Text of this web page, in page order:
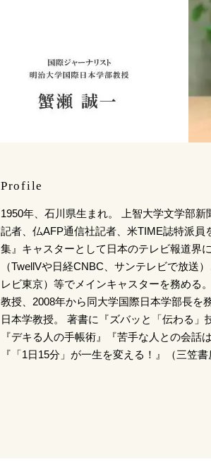
Profile
1950年、石川県生まれ。 上智大学文学部
記者、仏AFP通信社記者、米TIME誌特派員
集』キャスターとして日本のテレビ報道界
（TwellVや日経CNBC、サンテレビで放送
レビ東京）等でメインキャスターを務める
教授、2008年から同大学国際日本学部長を
日本学教授。 著書に『ズバッと「伝わる」
『デキる人の手帳術』『苦手な人との会話
『「1日15分」が一生を変える！』（三笠